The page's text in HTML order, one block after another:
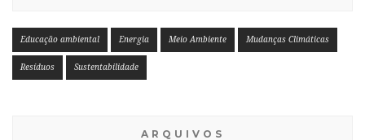
Educação ambiental Energia Meio Ambiente Mudanças Climáticas
Resíduos Sustentabilidade
ARQUIVOS